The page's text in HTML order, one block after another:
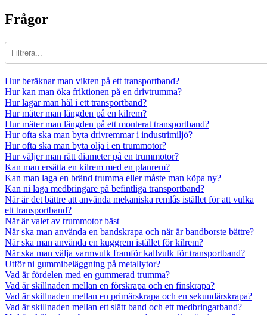
Frågor
Hur beräknar man vikten på ett transportband?
Hur kan man öka friktionen på en drivtrumma?
Hur lagar man hål i ett transportband?
Hur mäter man längden på en kilrem?
Hur mäter man längden på ett monterat transportband?
Hur ofta ska man byta drivremmar i industrimiljö?
Hur ofta ska man byta olja i en trummotor?
Hur väljer man rätt diameter på en trummotor?
Kan man ersätta en kilrem med en planrem?
Kan man laga en bränd trumma eller måste man köpa ny?
Kan ni laga medbringare på befintliga transportband?
När är det bättre att använda mekaniska remlås istället för att vulka
ett transportband?
När är valet av trummotor bäst
När ska man använda en bandskrapa och när är bandborste bättre?
När ska man använda en kuggrem istället för kilrem?
När ska man välja varmvulk framför kallvulk för transportband?
Utför ni gummibeläggning på metallytor?
Vad är fördelen med en gummerad trumma?
Vad är skillnaden mellan en förskrapa och en finskrapa?
Vad är skillnaden mellan en primärskrapa och en sekundärskrapa?
Vad är skillnaden mellan ett slätt band och ett medbringarband?